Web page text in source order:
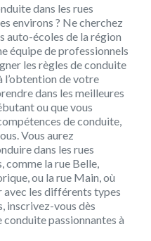
dans les rues
environs ? Ne cherchez
auto-écoles de la région
équipe de professionnels
les règles de conduite
l’obtention de votre
dans les meilleures
ou que vous
de conduite,
Vous aurez
dans les rues
comme la rue Belle,
ou la rue Main, où
les différents types
inscrivez-vous dès
passionnantes à